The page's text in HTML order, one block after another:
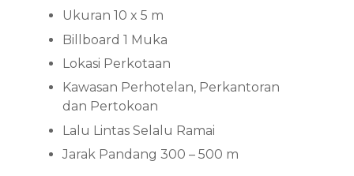
Ukuran 10 x 5 m
Billboard 1 Muka
Lokasi Perkotaan
Kawasan Perhotelan, Perkantoran
dan Pertokoan
Lalu Lintas Selalu Ramai
Jarak Pandang 300 – 500 m